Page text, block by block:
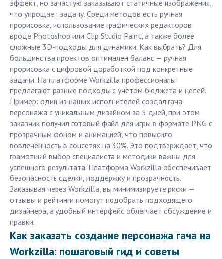
эффект, но зачастую заказывают статичные изображения,
что упрощает задачу. Среди методов есть ручная
прорисовка, использование графических редакторов
вроде Photoshop или Clip Studio Paint, а также более
сложные 3D-подходы для динамики. Как выбрать? Для
большинства проектов оптимален баланс — ручная
прорисовка с цифровой доработкой под конкретные
задачи. На платформе Workzilla профессионалы
предлагают разные подходы с учётом бюджета и целей.
Пример: один из наших исполнителей создал гача-
персонажа с уникальным дизайном за 5 дней, при этом
заказчик получил готовый файл для игры в формате PNG с
прозрачным фоном и анимацией, что повысило
вовлечённость в соцсетях на 30%. Это подтверждает, что
грамотный выбор специалиста и методики важны для
успешного результата. Платформа Workzilla обеспечивает
безопасность сделки, поддержку и прозрачность.
Заказывая через Workzilla, вы минимизируете риски —
отзывы и рейтинги помогут подобрать подходящего
дизайнера, а удобный интерфейс облегчает обсуждение и
правки.
Как заказать создание персонажа гача на
Workzilla: пошаговый гид и советы